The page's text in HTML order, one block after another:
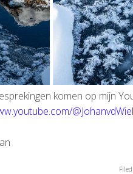
komen op mijn